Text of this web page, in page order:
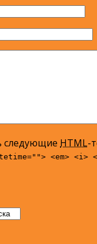
следующие HTML-
<em>